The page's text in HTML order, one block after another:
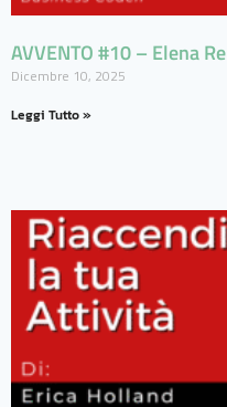
AVVENTO #10 – Elena Re
Dicembre 10, 2025
Leggi Tutto »